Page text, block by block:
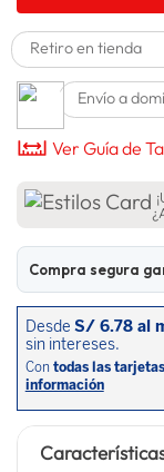
Retiro en tienda
Envío a
Ver Guía de
Compra segura